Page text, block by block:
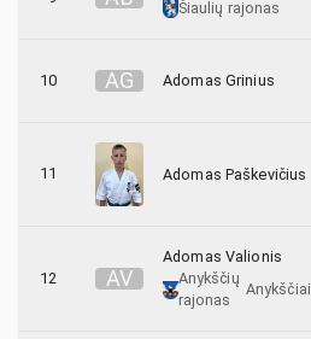
Spartanika
Šiaulių rajonas
10 AG Adomas Grinius
11 Adomas Paškevičius
12 AV
Adomas Valionis
Anykščių
rajonas
Anykščiai